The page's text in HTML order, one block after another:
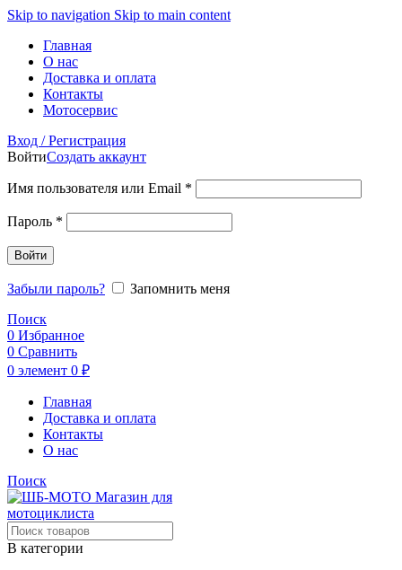
Skip to navigation Skip to main content
Главная
О нас
Доставка и оплата
Контакты
Мотосервис
Вход / Регистрация
ВойтиСоздать аккаунт
Имя пользователя или Email *
Пароль *
Войти
Забыли пароль?
Запомнить меня
Поиск
0 Избранное
0 Сравнить
0 элемент 0 ₽
Главная
Доставка и оплата
Контакты
О нас
Поиск
В категории